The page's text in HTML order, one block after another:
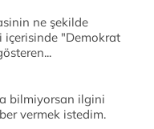
ne şekilde
içerisinde "Demokrat
bilmiyorsan ilgini
vermek istedim.